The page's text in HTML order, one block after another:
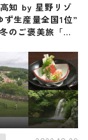
高知 by 星野リゾ
ず生産量全国1位”
のご褒美旅「ゆ
村農協との初コ
目 ♪